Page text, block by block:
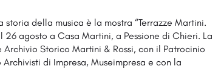
storia della musica è la mostra “Terrazze Martini.
26 agosto a Casa Martini, a Pessione di Chieri. La
Storico Martini & Rossi, con il Patrocinio
di Impresa, Museimpresa e con la